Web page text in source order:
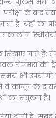
पुलिस भर्ती
के बाद
है। यहाँ का
स्थितियों
सिखाए जाते हैं:
रोज़मर्रा
भी उपयोगी
वे कानून के
का संतुलन है।